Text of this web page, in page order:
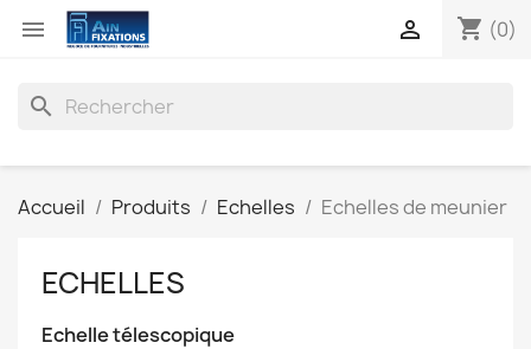
 shopping_cart (0)

search
Accueil Produits Echelles Echelles de meunier
ECHELLES
Echelle télescopique